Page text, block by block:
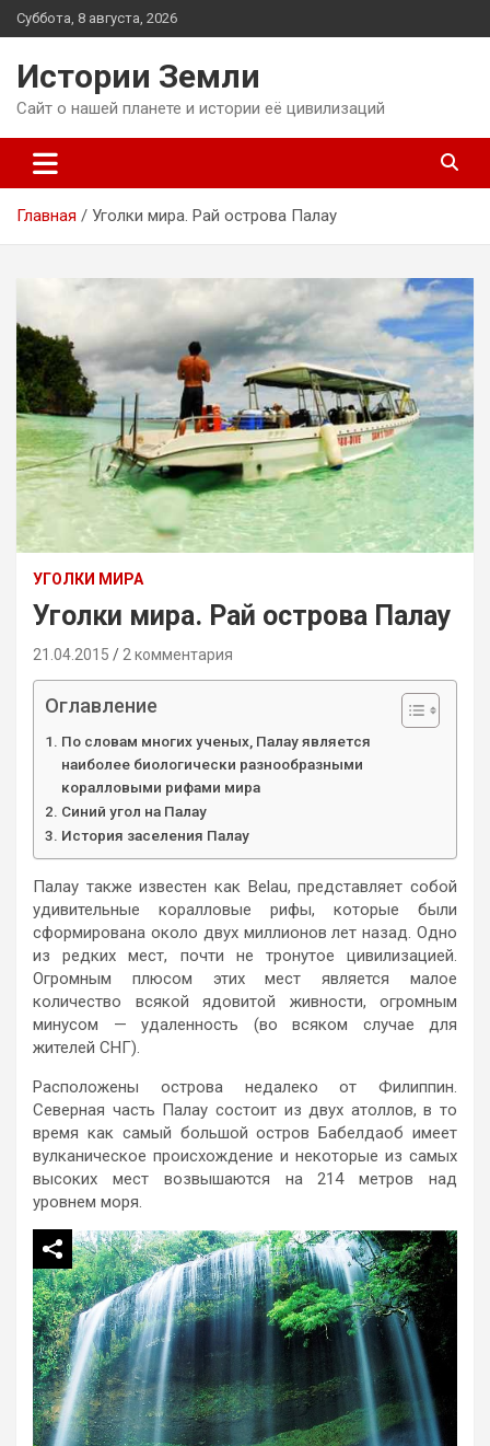
Перейти
к
Суббота, 8 августа, 2026
Истории Земли
Сайт о нашей планете и истории её цивилизаций
Главная Уголки мира. Рай острова Палау
УГОЛКИ МИРА
Уголки мира. Рай острова Палау
21.04.2015 2 комментария
Оглавление
По словам многих ученых, Палау является
наиболее биологически разнообразными
коралловыми рифами мира
Синий угол на Палау
История заселения Палау
Палау также известен как Belau, представляет собой
удивительные коралловые рифы, которые были
сформирована около двух миллионов лет назад. Одно
из редких мест, почти не тронутое цивилизацией.
Огромным плюсом этих мест является малое
количество всякой ядовитой живности, огромным
минусом — удаленность (во всяком случае для
жителей СНГ).
Расположены острова недалеко от Филиппин.
Северная часть Палау состоит из двух атоллов, в то
время как самый большой остров Бабелдаоб имеет
вулканическое происхождение и некоторые из самых
высоких мест возвышаются на 214 метров над
уровнем моря.